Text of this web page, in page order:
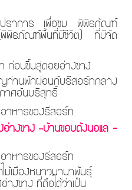
ปราการ เพื่อชม พิพิธภัณฑ์
พิธภัณฑ์พื้นที่มีชีวิต) ที่มีจัด
นขึ้นสู่ดอยอ่างขาง
านพักผ่อนกับรีสอร์ทกลาง
าศอันบริสุทธิ์
าหารของรีสอร์ท
อ่างขาง –บ้านขอบด้งนอแล -
าหารของรีสอร์ท
ม้เมืองหนาวนานาพันธุ์
างขาง ที่ถือได้ว่าเป็น